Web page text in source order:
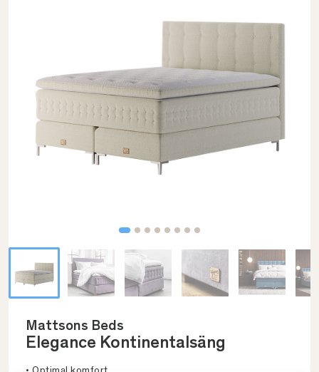
Mattsons Beds
Elegance Kontinentalsäng